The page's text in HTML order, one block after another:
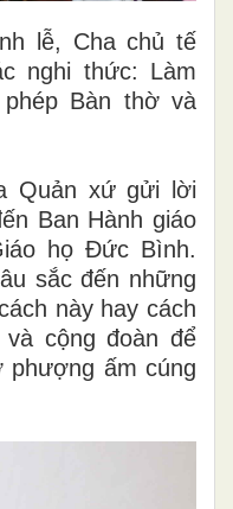
lễ, Cha chủ tế
nghi thức: Làm
Bàn thờ và
Quản xứ gửi lời
Ban Hành giáo
họ Đức Bình.
sắc đến những
này hay cách
cộng đoàn để
ấm cúng